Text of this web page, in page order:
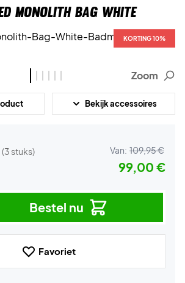
Monolith Bag White
KORTING 10%
KORTING 10%
KORTING 10%
KORTING 10%
KORTING 10%
KORTING 10%
Zoom
Bekijk accessoires
(3 stuks) Van: 109,95 €
99,00 €
Bestel nu
Favoriet